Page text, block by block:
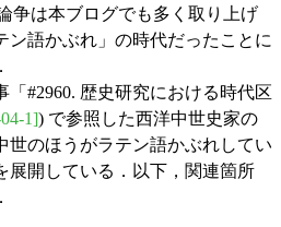
争は本ブログでも多く取り上げ
ン語かぶれ」の時代だったことに
#2960. 歴史研究における時代区
1]) で参照した西洋中世史家の
世のほうがラテン語かぶれしてい
展開している．以下，関連箇所